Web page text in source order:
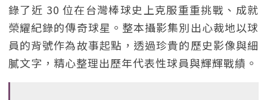
錄了近 30 位在台灣棒球史上克服重重挑戰、成就
榮耀紀錄的傳奇球星。整本攝影集別出心裁地以球
員的背號作為故事起點，透過珍貴的歷史影像與細
膩文字，精心整理出歷年代表性球員與輝輝戰績。